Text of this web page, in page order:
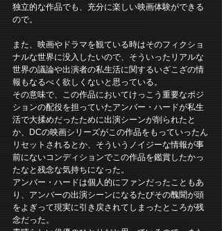
独立的な作品でも、充分に楽しい映画体験ができる
ので。
また、映画やドラマを観ている時はそのフィクショ
ナルな世界に没入したいので、そういったリアルな
世界の議論や出演者の私生活に関するいざこざの情
報もなるべく欲しくないと思っている。
その意味で、この作品においてけっこう重要なポジ
ションの配役を担っていたアンバー・ハードが私生
活で大揉めだったために出演シーンが削られたと
か、DCの映画シリーズがこの作品をもっていったん
リセットされるとか、そういうノイジーな情報が事
前にないコンディションでこの作品を鑑賞したかっ
たなと残念な気持ちになった。
アンバー・ハードは個人的にファンだったこともあ
り、アンバーの出演シーンになるたびその醜聞が頭
をよぎって現実に引き戻されてしまったところが残
念だった。